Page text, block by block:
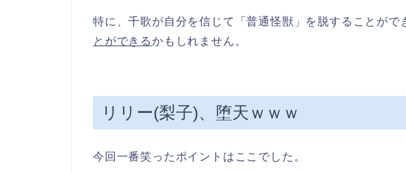
特に、千歌が自分を信じて「普通怪獣」を脱することがで
とができるかもしれません。
リリー(梨子)、堕天ｗｗｗ
今回一番笑ったポイントはここでした。